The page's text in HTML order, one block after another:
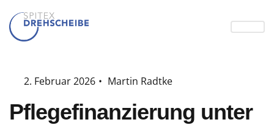
2. Februar 2026 • Martin Radtke
Pflegefinanzierung unter